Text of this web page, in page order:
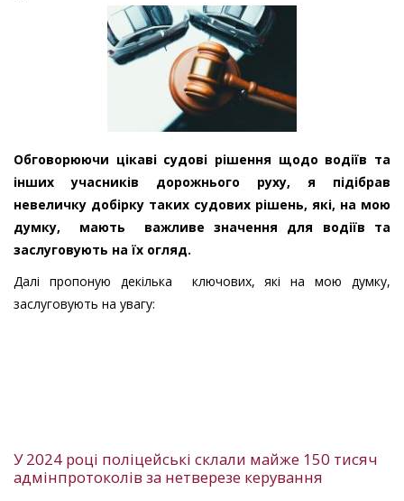
Обговорюючи цікаві судові рішення щодо водіїв та
інших учасників дорожнього руху, я підібрав
невеличку добірку таких судових рішень, які, на мою
думку, мають важливе значення для водіїв та
заслуговують на їх огляд.
Далі пропоную декілька ключових, які на мою думку,
заслуговують на увагу:
У 2024 році поліцейські склали майже 150 тисяч
адмінпротоколів за нетверезе керування